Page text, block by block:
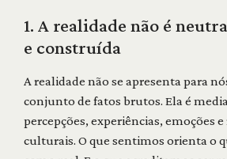
1. A realidade não é
e construída
A realidade não se apresenta para
conjunto de fatos brutos. Ela é
percepções, experiências, emoções
culturais. O que sentimos orienta o